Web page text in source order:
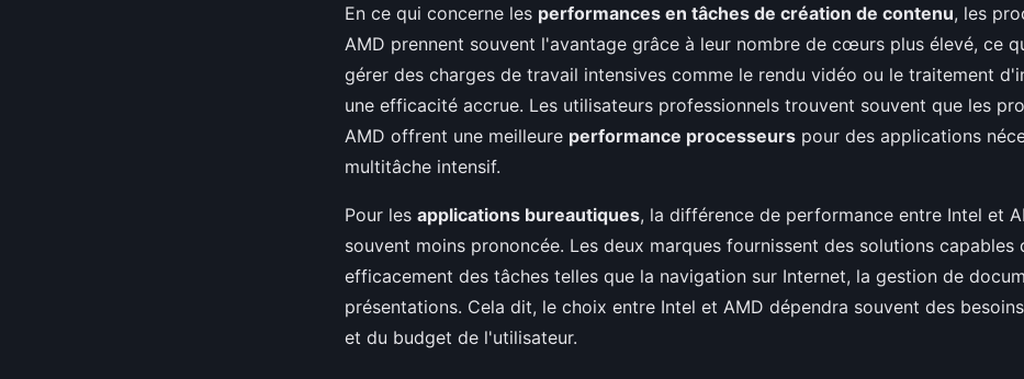
En ce qui concerne les performances en tâches de création de contenu, les
AMD prennent souvent l'avantage grâce à leur nombre de cœurs plus élevé, ce
gérer des charges de travail intensives comme le rendu vidéo ou le traitement
une efficacité accrue. Les utilisateurs professionnels trouvent souvent que les
AMD offrent une meilleure performance processeurs pour des applications
multitâche intensif.
Pour les applications bureautiques, la différence de performance entre Intel et
souvent moins prononcée. Les deux marques fournissent des solutions capables
efficacement des tâches telles que la navigation sur Internet, la gestion de
présentations. Cela dit, le choix entre Intel et AMD dépendra souvent des
et du budget de l'utilisateur.